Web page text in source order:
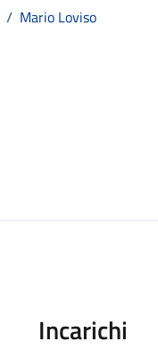
/ Mario Loviso
Incarichi